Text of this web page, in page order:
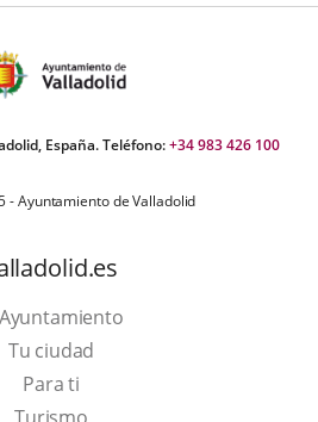
España. Teléfono:+34 983 426 100
- Ayuntamiento de Valladolid
Tu ciudad
Para ti
Este